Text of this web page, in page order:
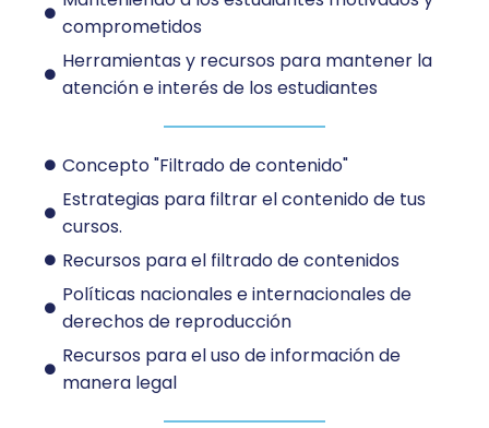
comprometidos
Herramientas y recursos para mantener la
atención e interés de los estudiantes
Concepto "Filtrado de contenido"
Estrategias para filtrar el contenido de tus
cursos.
Recursos para el filtrado de contenidos
Políticas nacionales e internacionales de
derechos de reproducción
Recursos para el uso de información de
manera legal